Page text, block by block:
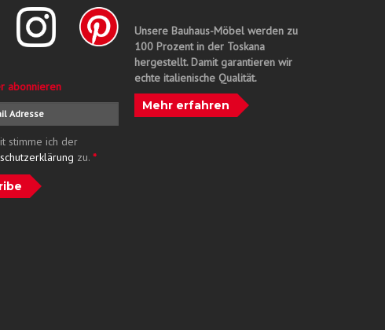
abonnieren
stimme ich der
zu. *
Unsere Bauhaus-Möbel werden zu
100 Prozent in der Toskana
hergestellt. Damit garantieren wir
echte italienische Qualität.
Mehr erfahren